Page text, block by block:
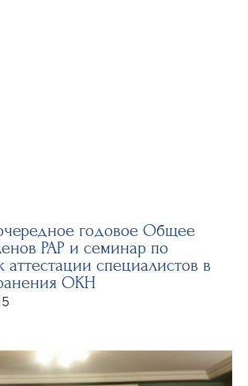
годовое Общее
РАР и семинар по
аттестации специалистов в
ОКН